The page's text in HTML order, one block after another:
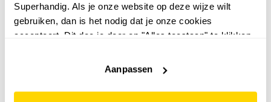
Superhandig. Als je onze website op deze wijze wilt
gebruiken, dan is het nodig dat je onze cookies
accepteert. Dit doe je door op "Alles toestaan" te klikken.
website niet optimaal functioneert.
Aanpassen